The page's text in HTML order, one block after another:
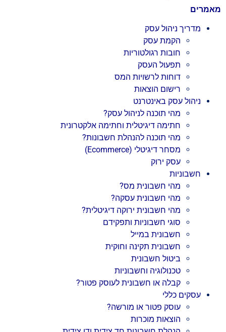
מאמרים
מדריך ניהול עסק
הקמת עסק
חובות רגולטוריות
תפעול העסק
דוחות לרשויות המס
רישום הוצאות
ניהול עסק באינטרנט
מהי תוכנה לניהול עסק?
חתימה דיגיטלית וחתימה אלקטרונית
מהי תוכנה להנהלת חשבונות?
מסחר דיגיטלי (Ecommerce)
עסק ירוק
חשבוניות
מהי חשבונית מס?
מהי חשבונית עסקה?
מהי חשבונית ירוקה דיגיטלית?
סוגי חשבוניות ותפקידם
חשבונית במייל
חשבונית תקינה וחוקית
ביטול חשבונית
טכנולוגיה וחשבוניות
קבלה או חשבונית לעוסק פטור?
עסקים כללי
עוסק פטור או מורשה?
הוצאות מוכרות